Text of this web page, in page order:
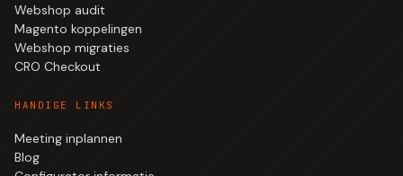
Webshop audit
Magento koppelingen
Webshop migraties
CRO Checkout
HANDIGE LINKS
Meeting inplannen
Blog